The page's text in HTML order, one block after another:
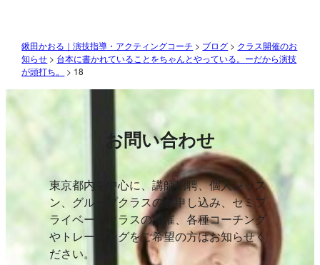
鍬田かおる｜演技指導・アクティングコーチ > ブログ > クラス開催のお
知らせ > 台本に書かれていることをちゃんとやっている。ーだから演技
が頭打ち。
> 18
お問い合わせ
東京都内を中心に、講師招聘、個人レッス
ン、グループクラスのお申し込み、セミプ
ライベートクラスの開催、各種コーチング
やトレーニングをご希望の方はお知らせく
ださい。